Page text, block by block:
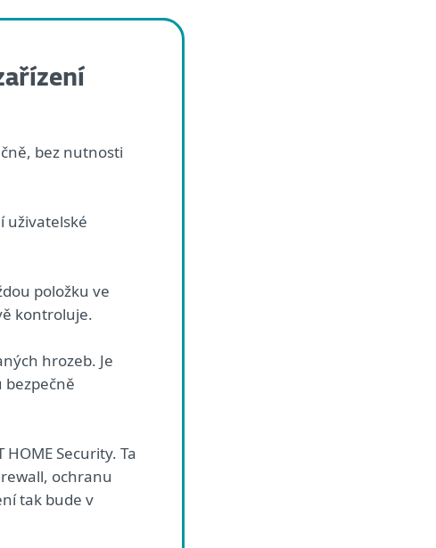
bez nutnosti
uživatelské
položku ve
kontroluje.
hrozeb. Je
Security. Ta
ochranu
tak bude v